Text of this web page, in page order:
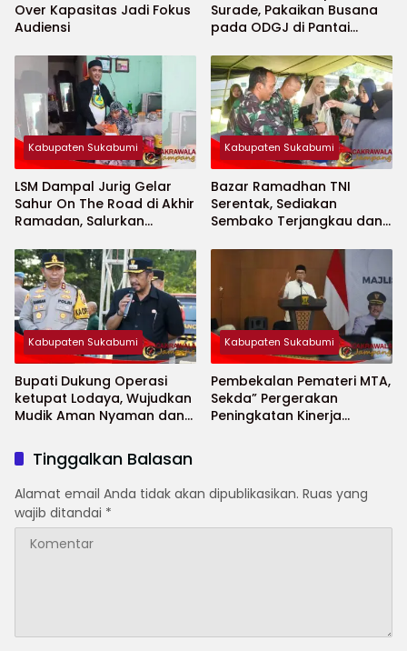
Over Kapasitas Jadi Fokus
Audiensi
Surade, Pakaikan Busana
pada ODGJ di Pantai
Kabupaten Sukabumi
LSM Dampal Jurig Gelar
Sahur On The Road di Akhir
Ramadan, Salurkan
Jompo dan Anak Yatim
Kabupaten Sukabumi
Bazar Ramadhan TNI
Serentak, Sediakan
Sembako Terjangkau dan
Kabupaten Sukabumi
Bupati Dukung Operasi
ketupat Lodaya, Wujudkan
Mudik Aman Nyaman dan
Kabupaten Sukabumi
Pembekalan Pemateri MTA,
Sekda” Pergerakan
Peningkatan Kinerja
Tinggalkan Balasan
Alamat email Anda tidak akan dipublikasikan. Ruas yang
wajib ditandai *